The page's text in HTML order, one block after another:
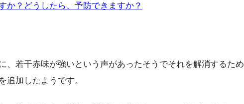
か？どうしたら、予防できますか？
、若干赤味が強いという声があったそうでそれを解消するため
追加したようです。